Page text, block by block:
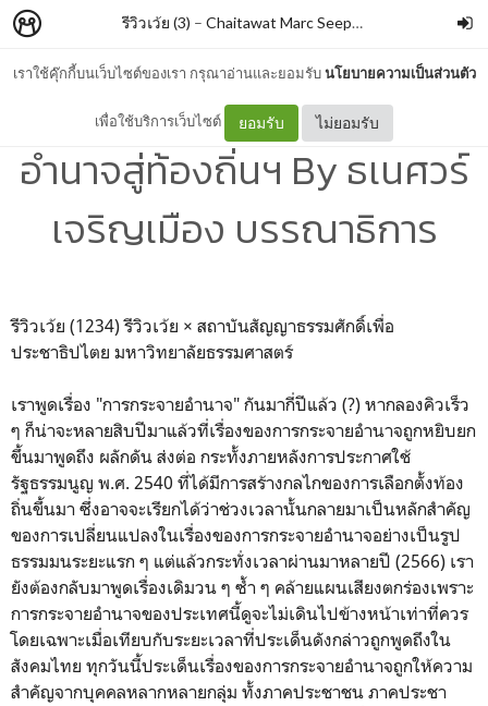
เราใช้คุ๊กกี้บนเว็บไซต์ของเรา กรุณาอ่านและยอมรับนโยบายความเป็นส่วนตัว
เพื่อใช้บริการเว็บไซต์ ยอมรับ ไม่ยอมรับ
รีวิวเว้ย (3) – Chaitawat Marc Seephongsai
ข้อเสนอนโยบายกระจาย
อำนาจสู่ท้องถิ่นฯ By ธเนศวร์
เจริญเมือง บรรณาธิการ
รีวิวเว้ย (1234)รีวิวเว้ย × สถาบันสัญญาธรรมศักดิ์เพื่อ
ประชาธิปไตย มหาวิทยาลัยธรรมศาสตร์
เราพูดเรื่อง "การกระจายอำนาจ" กันมากี่ปีแล้ว (?) หากลองคิวเร็ว
ๆ ก็น่าจะหลายสิบปีมาแล้วที่เรื่องของการกระจายอำนาจถูกหยิบยก
ขึ้นมาพูดถึง ผลักดัน ส่งต่อ กระทั้งภายหลังการประกาศใช้
รัฐธรรมนูญ พ.ศ. 2540 ที่ได้มีการสร้างกลไกของการเลือกตั้งท้อง
ถิ่นขึ้นมา ซึ่งอาจจะเรียกได้ว่าช่วงเวลานั้นกลายมาเป็นหลักสำคัญ
ของการเปลี่ยนแปลงในเรื่องของการกระจายอำนาจอย่างเป็นรูป
ธรรมมนระยะแรก ๆ แต่แล้วกระทั่งเวลาผ่านมาหลายปี (2566) เรา
ยังต้องกลับมาพูดเรื่องเดิมวน ๆ ซ้ำ ๆ คล้ายแผนเสียงตกร่องเพราะ
การกระจายอำนาจของประเทศนี้ดูจะไม่เดินไปข้างหน้าเท่าที่ควร
โดยเฉพาะเมื่อเทียบกับระยะเวลาที่ประเด็นดังกล่าวถูกพูดถึงใน
สังคมไทย ทุกวันนี้ประเด็นเรื่องของการกระจายอำนาจถูกให้ความ
สำคัญจากบุคคลหลากหลายกลุ่ม ทั้งภาคประชาชน ภาคประชา